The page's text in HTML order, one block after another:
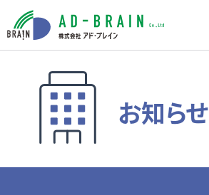
HOME
買いたい
売地
お知らせ